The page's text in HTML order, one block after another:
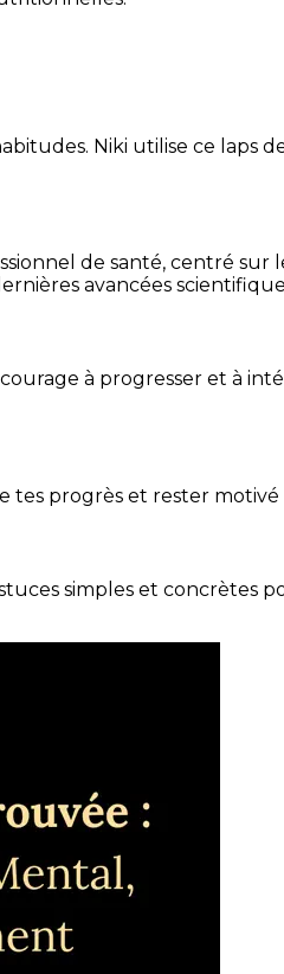
Niki utilise ce laps
de santé, centré sur
avancées
à progresser et à
tes progrès et rester motivé
simples et concrètes